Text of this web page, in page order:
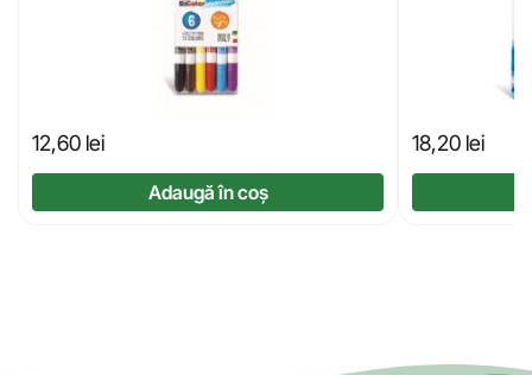
12,60 lei
Adaugă în coș
18,20 lei